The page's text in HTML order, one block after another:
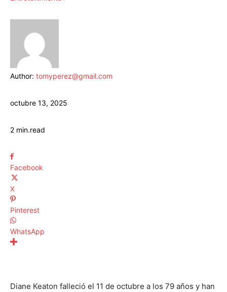
Author: tomyperez@gmail.com
octubre 13, 2025
2 min.read
Facebook
X
Pinterest
WhatsApp
Diane Keaton falleció el 11 de octubre a los 79 años y han